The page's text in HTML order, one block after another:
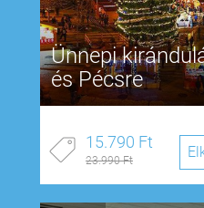
Ünnepi
és Pécsre
15.790 Ft
23.990 Ft